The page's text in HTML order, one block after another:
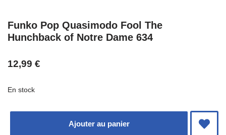
Funko Pop Quasimodo Fool The
Hunchback of Notre Dame 634
12,99 €
En stock
Ajouter au panier